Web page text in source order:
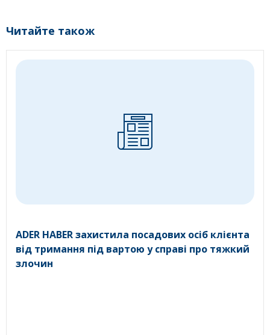
Читайте також
ADER HABER захистила посадових осіб клієнта
від тримання під вартою у справі про тяжкий
злочин